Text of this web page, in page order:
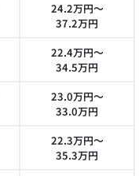
24.2万円～
37.2万円
22.4万円～
34.5万円
23.0万円～
33.0万円
22.3万円～
35.3万円